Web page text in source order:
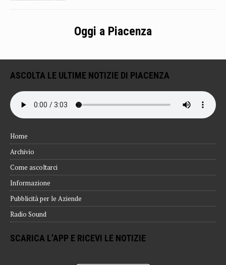
Oggi a Piacenza
ASCOLTA LE ULTIME NOTIZIE DI PIACENZA
Home
Archivio
Come ascoltarci
Informazione
Pubblicità per le Aziende
Radio Sound
SCARICA L’APP E RICEVI LE NOTIZIE